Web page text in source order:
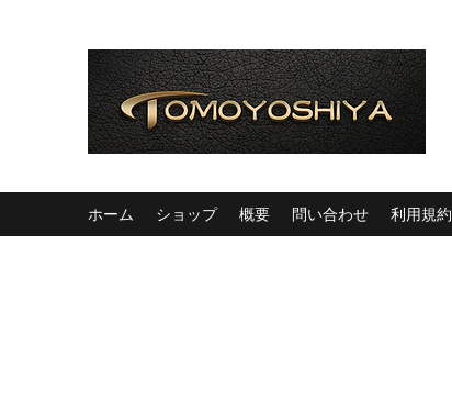
ホーム ショップ 概要 問い合わせ 利用規約